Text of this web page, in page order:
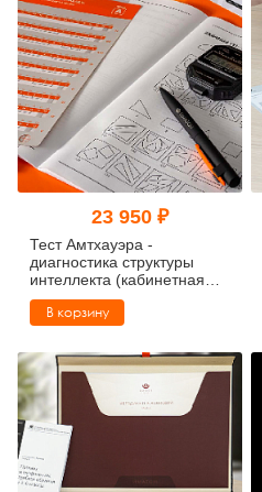
23 950 ₽
Тест Амтхауэра -
диагностика структуры
интеллекта (кабинетная
комплектация)
В корзину